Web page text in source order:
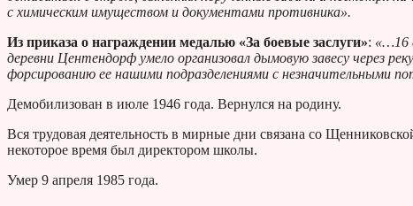
с химическим имуществом и документами противника».
Из приказа о награждении медалью «За боевые заслуги»: «…16
деревни Центендорф умело организовал дымовую завесу через
форсированию ее нашими подразделениями с незначительными
Демобилизован в июле 1946 года. Вернулся на родину.
Вся трудовая деятельность в мирные дни связана со
некоторое время был директором школы.
Умер 9 апреля 1985 года.